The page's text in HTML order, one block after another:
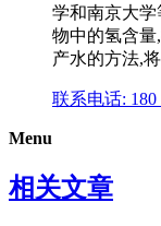
学和南京大
物中的氢含
产水的方法,
联系电话: 180
Menu
相关文章